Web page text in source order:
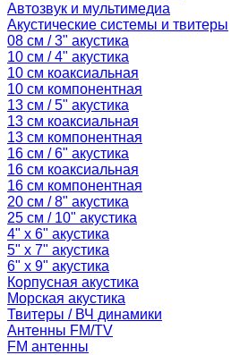
Автозвук и мультимедиа
Акустические системы и твитеры
08 см / 3" акустика
10 см / 4" акустика
10 см коаксиальная
10 см компонентная
13 см / 5" акустика
13 см коаксиальная
13 см компонентная
16 см / 6" акустика
16 см коаксиальная
16 см компонентная
20 см / 8" акустика
25 см / 10" акустика
4" x 6" акустика
5" x 7" акустика
6" x 9" акустика
Корпусная акустика
Морская акустика
Твитеры / ВЧ динамики
Антенны FM/TV
FM антенны